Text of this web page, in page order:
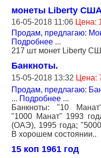
монеты Liberty США
16-05-2018 11:06 Цена:
Продам, предлагаю:
Подробнее ...
217 шт монет Liberty
Банкноты.
15-05-2018 13:32 Цена:
Продам, предлагаю:
... Подробнее ...
Банкноты: "10
"1000 Манат" 1993
(ОАЭ), 1995 года;
В хорошем состоянии..
15 коп 1961 год